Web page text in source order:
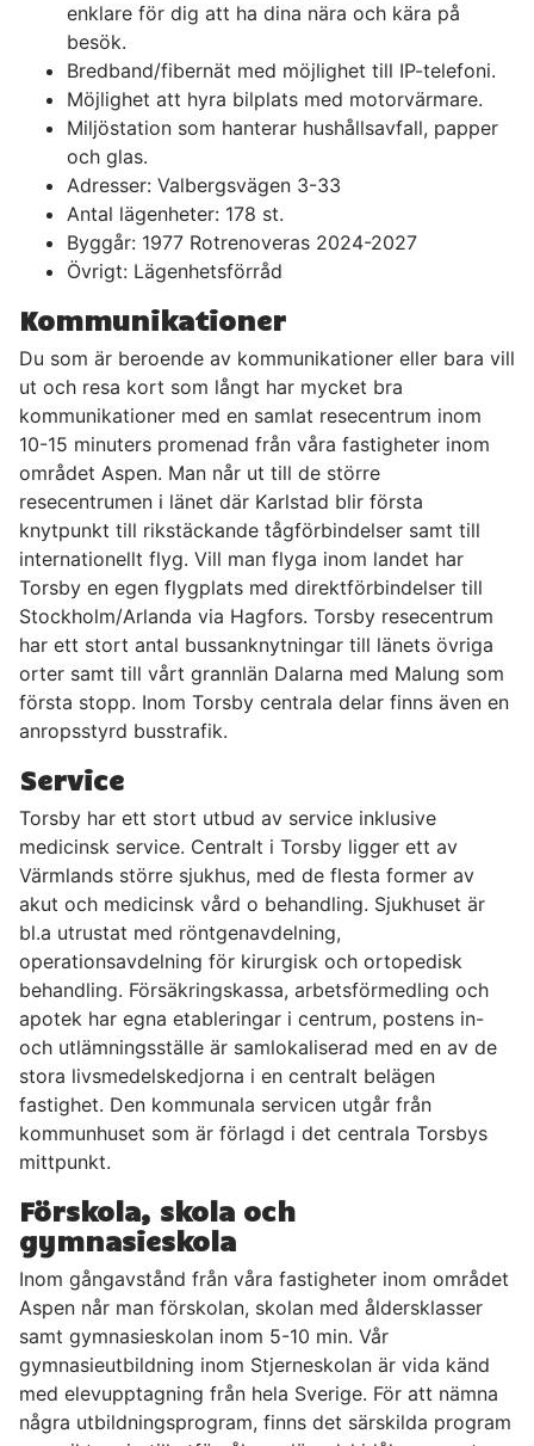
enklare för dig att ha dina nära och kära på
besök.
Bredband/fibernät med möjlighet till IP-telefoni.
Möjlighet att hyra bilplats med motorvärmare.
Miljöstation som hanterar hushållsavfall, papper
och glas.
Adresser: Valbergsvägen 3-33
Antal lägenheter: 178 st.
Byggår: 1977 Rotrenoveras 2024-2027
Övrigt: Lägenhetsförråd
Kommunikationer
Du som är beroende av kommunikationer eller bara vill
ut och resa kort som långt har mycket bra
kommunikationer med en samlat resecentrum inom
10-15 minuters promenad från våra fastigheter inom
området Aspen. Man når ut till de större
resecentrumen i länet där Karlstad blir första
knytpunkt till rikstäckande tågförbindelser samt till
internationellt flyg. Vill man flyga inom landet har
Torsby en egen flygplats med direktförbindelser till
Stockholm/Arlanda via Hagfors. Torsby resecentrum
har ett stort antal bussanknytningar till länets övriga
orter samt till vårt grannlän Dalarna med Malung som
första stopp. Inom Torsby centrala delar finns även en
anropsstyrd busstrafik.
Service
Torsby har ett stort utbud av service inklusive
medicinsk service. Centralt i Torsby ligger ett av
Värmlands större sjukhus, med de flesta former av
akut och medicinsk vård o behandling. Sjukhuset är
bl.a utrustat med röntgenavdelning,
operationsavdelning för kirurgisk och ortopedisk
behandling. Försäkringskassa, arbetsförmedling och
apotek har egna etableringar i centrum, postens in-
och utlämningsställe är samlokaliserad med en av de
stora livsmedelskedjorna i en centralt belägen
fastighet. Den kommunala servicen utgår från
kommunhuset som är förlagd i det centrala Torsbys
mittpunkt.
Förskola, skola och
gymnasieskola
Inom gångavstånd från våra fastigheter inom området
Aspen når man förskolan, skolan med åldersklasser
samt gymnasieskolan inom 5-10 min. Vår
gymnasieutbildning inom Stjerneskolan är vida känd
med elevupptagning från hela Sverige. För att nämna
några utbildningsprogram, finns det särskilda program